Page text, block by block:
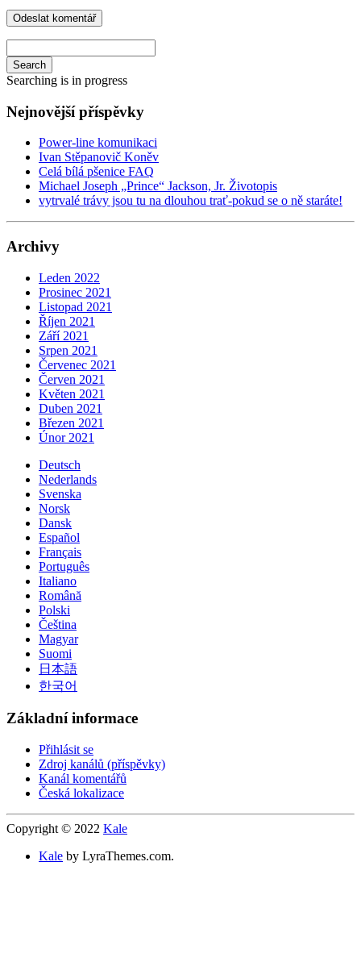
Search
Searching is in progress
Nejnovější příspěvky
Power-line komunikaci
Ivan Stěpanovič Koněv
Celá bílá pšenice FAQ
Michael Joseph „Prince“ Jackson, Jr. Životopis
vytrvalé trávy jsou tu na dlouhou trať-pokud se o ně staráte!
Archivy
Leden 2022
Prosinec 2021
Listopad 2021
Říjen 2021
Září 2021
Srpen 2021
Červenec 2021
Červen 2021
Květen 2021
Duben 2021
Březen 2021
Únor 2021
Deutsch
Nederlands
Svenska
Norsk
Dansk
Español
Français
Português
Italiano
Română
Polski
Čeština
Magyar
Suomi
日本語
한국어
Základní informace
Přihlásit se
Zdroj kanálů (příspěvky)
Kanál komentářů
Česká lokalizace
Copyright © 2022 Kale
Kale by LyraThemes.com.